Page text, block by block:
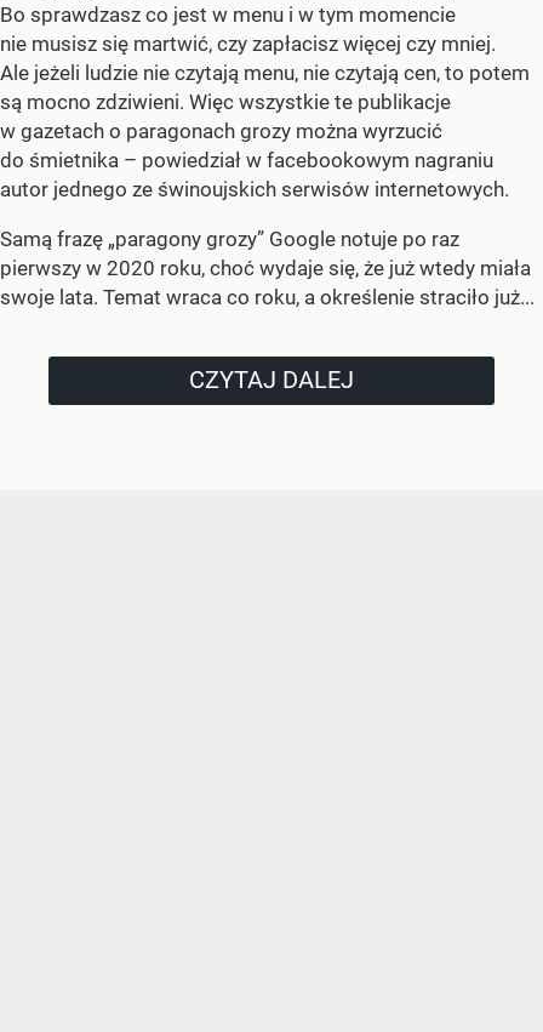
Bo sprawdzasz co jest w menu i w tym momencie
nie musisz się martwić, czy zapłacisz więcej czy mniej.
Ale jeżeli ludzie nie czytają menu, nie czytają cen, to potem
są mocno zdziwieni. Więc wszystkie te publikacje
w gazetach o paragonach grozy można wyrzucić
do śmietnika – powiedział w facebookowym nagraniu
autor jednego ze świnoujskich serwisów internetowych.
Samą frazę „paragony grozy” Google notuje po raz
pierwszy w 2020 roku, choć wydaje się, że już wtedy miała
swoje lata. Temat wraca co roku, a określenie straciło już...
CZYTAJ DALEJ